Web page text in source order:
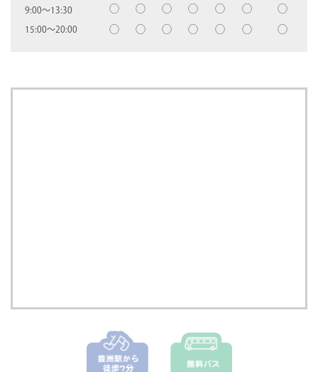
9:00〜13:30 ◯ ◯ ◯ ◯ ◯ ◯ ◯
15:00〜20:00 ◯ ◯ ◯ ◯ ◯ ◯ ◯